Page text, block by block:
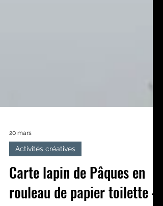
20 mars
Activités créatives